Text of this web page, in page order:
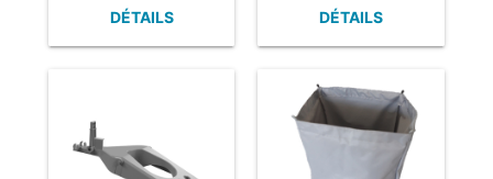
DÉTAILS DÉTAILS